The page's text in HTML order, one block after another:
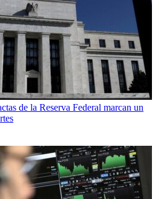
de la Reserva Federal marcan un